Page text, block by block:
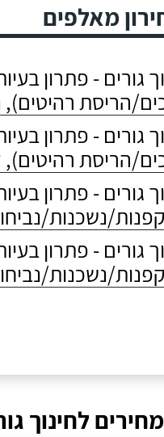
מאלפים
גורים - פתרון
הריסת
גורים - פתרון
הריסת רהיטים),
גורים - פתרון
נשכנות/
גורים - פתרון
נשכנות/
לחינוך